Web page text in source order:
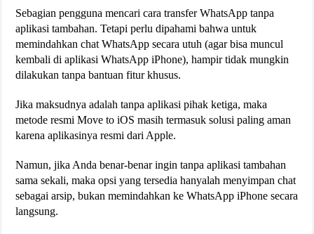
Sebagian pengguna mencari cara transfer WhatsApp tanpa
aplikasi tambahan. Tetapi perlu dipahami bahwa untuk
memindahkan chat WhatsApp secara utuh (agar bisa muncul
kembali di aplikasi WhatsApp iPhone), hampir tidak mungkin
dilakukan tanpa bantuan fitur khusus.
Jika maksudnya adalah tanpa aplikasi pihak ketiga, maka
metode resmi Move to iOS masih termasuk solusi paling aman
karena aplikasinya resmi dari Apple.
Namun, jika Anda benar-benar ingin tanpa aplikasi tambahan
sama sekali, maka opsi yang tersedia hanyalah menyimpan chat
sebagai arsip, bukan memindahkan ke WhatsApp iPhone secara
langsung.